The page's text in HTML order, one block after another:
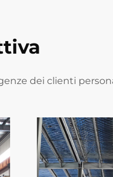
dei clienti